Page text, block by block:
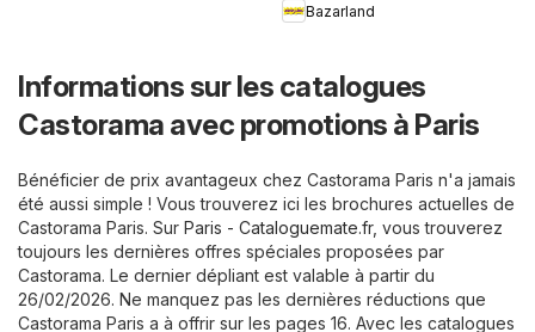
Bazarland
Informations sur les catalogues
Castorama avec promotions à Paris
Bénéficier de prix avantageux chez Castorama Paris n'a jamais
été aussi simple ! Vous trouverez ici les brochures actuelles de
Castorama Paris. Sur Paris - Cataloguemate.fr, vous trouverez
toujours les dernières offres spéciales proposées par
Castorama. Le dernier dépliant est valable à partir du
26/02/2026. Ne manquez pas les dernières réductions que
Castorama Paris a à offrir sur les pages 16. Avec les catalogues